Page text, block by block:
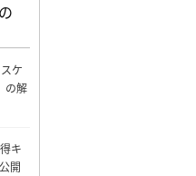
ケ
の解
キ
開